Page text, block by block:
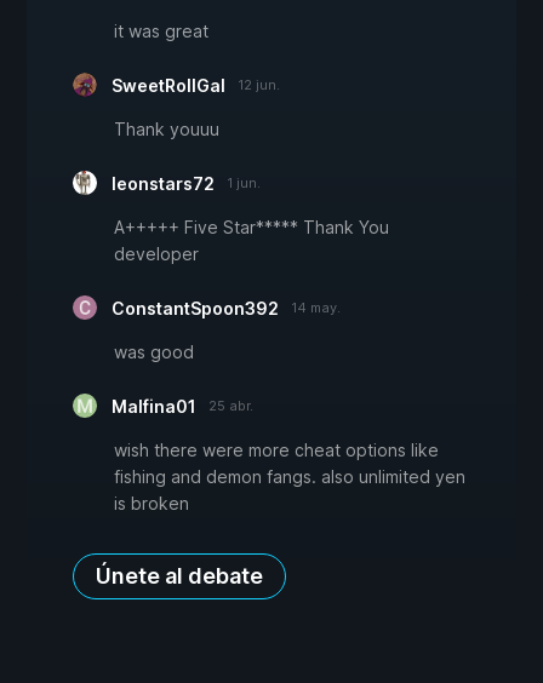
it was great
SweetRollGal 12 jun.
Thank youuu
leonstars72 1 jun.
A+++++ Five Star***** Thank You
developer
ConstantSpoon392 14 may.
was good
Malfina01 25 abr.
wish there were more cheat options like
fishing and demon fangs. also unlimited yen
is broken
Únete al debate